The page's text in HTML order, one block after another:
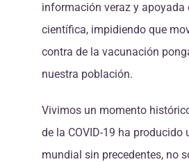
información veraz y apoyada
científica, impidiendo que
contra de la vacunación
nuestra población.
Vivimos un momento
de la COVID-19 ha producido
mundial sin precedentes, no